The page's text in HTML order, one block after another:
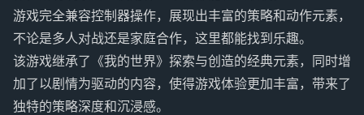
游戏完全兼容控制器操作，展现出丰富的策略和动作元素，
不论是多人对战还是家庭合作，这里都能找到乐趣。
该游戏继承了《我的世界》探索与创造的经典元素，同时增
加了以剧情为驱动的内容，使得游戏体验更加丰富，带来了
独特的策略深度和沉浸感。